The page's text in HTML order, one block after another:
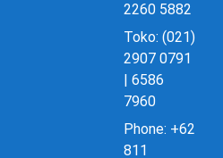
2260 5882
Toko: (021)
2907 0791
| 6586
7960
Phone: +62
811